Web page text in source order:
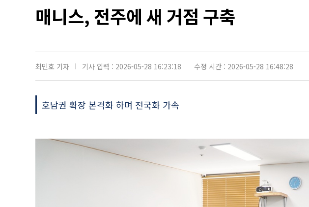
매니스, 전주에 새 거점 구축
최민호 기자 기사 입력 : 2026-05-28 16:23:18 수정 시간 : 2026-05-28 16:48:28
호남권 확장 본격화 하며 전국화 가속